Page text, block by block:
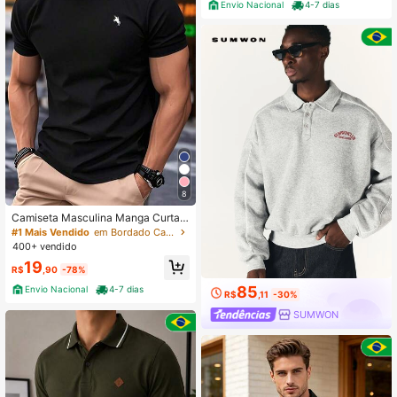
8
Camiseta Masculina Manga Curta
Casual Versátil Algodão 100% Pres
ente dia Dos Pais
#1 Mais Vendido
em Bordado Camisetas masculinas
400+ vendido
R$19 ,90 -78%
Envio Nacional
4-7 dias
Envio Nacional
4-7 dias
R$85,11 -30%
SUMWON